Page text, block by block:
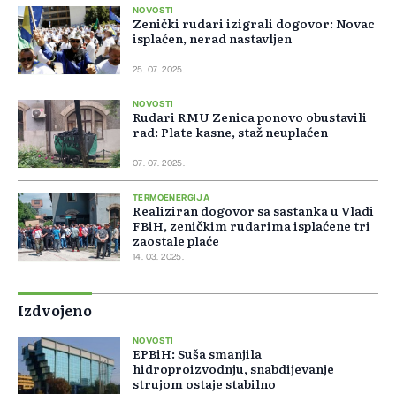
NOVOSTI
Zenički rudari izigrali dogovor: Novac
isplaćen, nerad nastavljen
25. 07. 2025.
NOVOSTI
Rudari RMU Zenica ponovo obustavili
rad: Plate kasne, staž neuplaćen
07. 07. 2025.
TERMOENERGIJA
Realiziran dogovor sa sastanka u Vladi
FBiH, zeničkim rudarima isplaćene tri
zaostale plaće
14. 03. 2025.
Izdvojeno
NOVOSTI
EPBiH: Suša smanjila
hidroproizvodnju, snabdijevanje
strujom ostaje stabilno